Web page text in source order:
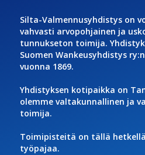
Silta-Valmennusyhdistys on
vahvasti arvopohjainen ja
tunnukseton toimija.
Suomen Wankeusyhdistys
vuonna 1869.
Yhdistyksen kotipaikka on
olemme valtakunnallinen ja
toimija.
Toimipisteitä on tällä
työpajaa.